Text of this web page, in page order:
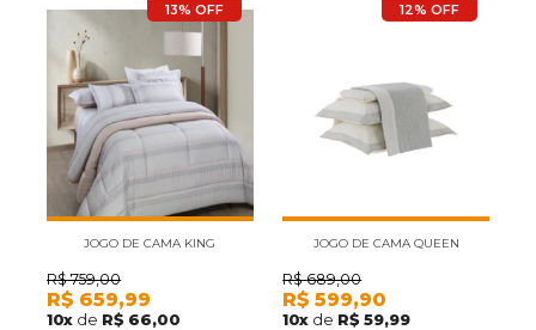
13% OFF
JOGO DE CAMA KING
KACYUMARA SATINEE NUOVA 4
PEÇAS 300 FIOS
R$ 759,00
R$ 659,99
10x de R$ 66,00
12% OFF
JOGO DE CAMA QUEEN
KACYUMARA SATINEE ARTIE 4
PEÇAS 300 FIOS
R$ 689,00
R$ 599,90
10x de R$ 59,99